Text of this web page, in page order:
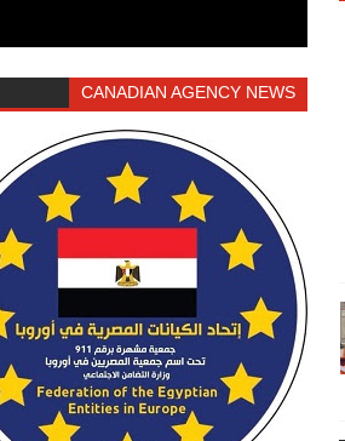
CANADIAN AGENCY NEWS